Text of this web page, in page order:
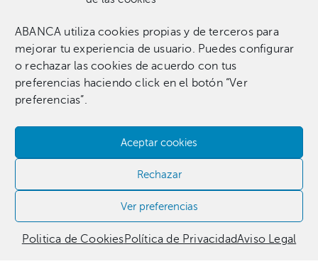
ABANCA utiliza cookies propias y de terceros para
mejorar tu experiencia de usuario. Puedes configurar
o rechazar las cookies de acuerdo con tus
preferencias haciendo click en el botón “Ver
preferencias”.
Aceptar cookies
Rechazar
Ver preferencias
Politica de CookiesPolítica de PrivacidadAviso Legal
Una colección que incluye 1.369 obras entre pinturas,
esculturas, fotografías, grabados, dibujos e instalaciones
pertenecientes a 255 artistas.​
Contacta con nosotros​